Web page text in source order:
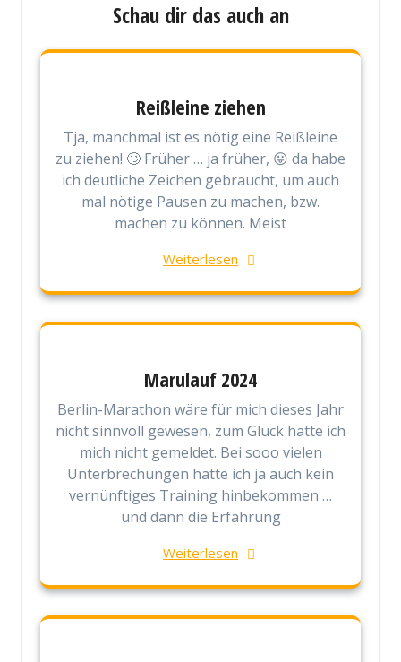
Schau dir das auch an
Reißleine ziehen
Tja, manchmal ist es nötig eine Reißleine
zu ziehen! 🙄 Früher … ja früher, 😛 da habe
ich deutliche Zeichen gebraucht, um auch
mal nötige Pausen zu machen, bzw.
machen zu können. Meist
Weiterlesen
Marulauf 2024
Berlin-Marathon wäre für mich dieses Jahr
nicht sinnvoll gewesen, zum Glück hatte ich
mich nicht gemeldet. Bei sooo vielen
Unterbrechungen hätte ich ja auch kein
vernünftiges Training hinbekommen …
und dann die Erfahrung
Weiterlesen